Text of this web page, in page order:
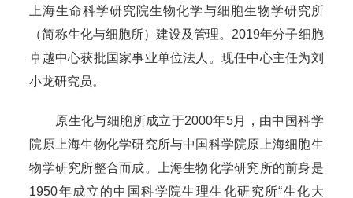
上海生命科学研究院生物化学与细胞生物学研究所
（简称生化与细胞所）建设及管理。2019年分子细胞
卓越中心获批国家事业单位法人。现任中心主任为刘
小龙研究员。
原生化与细胞所成立于2000年5月，由中国科学
院原上海生物化学研究所与中国科学院原上海细胞生
物学研究所整合而成。上海生物化学研究所的前身是
1950年成立的中国科学院生理生化研究所“生化大